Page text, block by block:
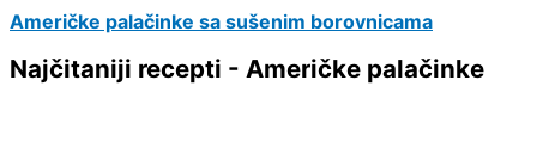
Američke palačinke sa sušenim borovnicama
Najčitaniji recepti - Američke palačinke